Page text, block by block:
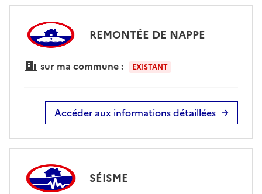
REMONTÉE DE NAPPE
sur ma commune : EXISTANT
Accéder aux informations détaillées
SÉISME